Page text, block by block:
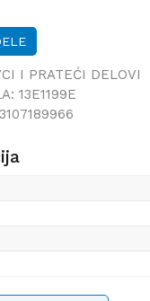
I PRATEĆI DELOVI
13E1199E